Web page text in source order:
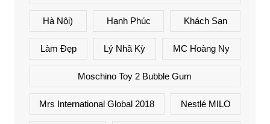
Hà Nội) Hạnh Phúc Khách Sạn
Làm Đẹp Lý Nhã Kỳ MC Hoàng Ny
Moschino Toy 2 Bubble Gum
Mrs International Global 2018 Nestlé MILO